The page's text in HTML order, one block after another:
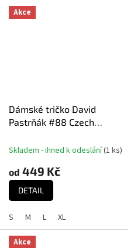
Akce
Dámské tričko David
Pastrňák #88 Czech
White
Skladem - ihned k odeslání(1 ks)
od 449 Kč
DETAIL
S M L XL
Akce